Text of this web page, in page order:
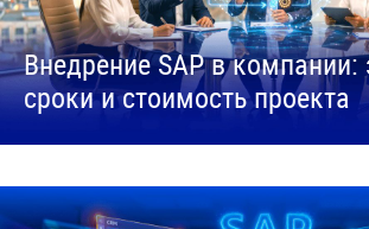
Внедрение SAP в компании:
сроки и стоимость проекта